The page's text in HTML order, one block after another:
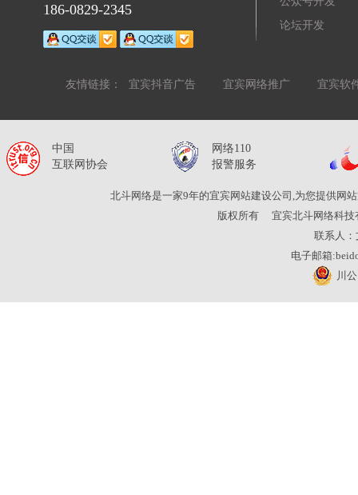
186-0829-2345
论坛开发
友情链接： 宜宾抖音广告 宜宾网络推广 宜宾软
中国
互联网协会
网络110
报警服务
北斗网络是一家9年的宜宾网站建设公司,为您提供网
版权所有
宜宾北斗网络科技
联系人：
电子邮箱
川